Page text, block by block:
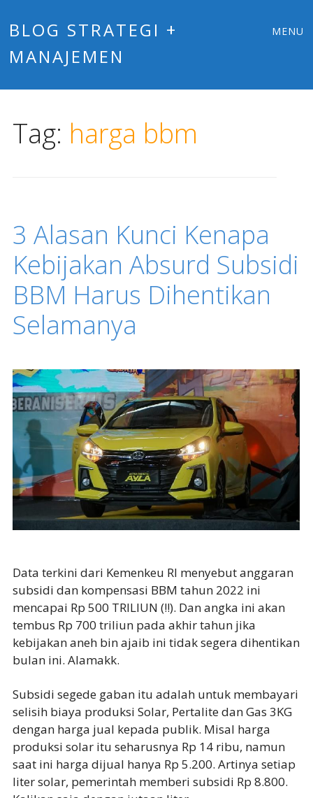
BLOG STRATEGI +
MANAJEMEN
MENU
Tag: harga bbm
3 Alasan Kunci Kenapa
Kebijakan Absurd Subsidi
BBM Harus Dihentikan
Selamanya
Data terkini dari Kemenkeu RI menyebut anggaran
subsidi dan kompensasi BBM tahun 2022 ini
mencapai Rp 500 TRILIUN (!!). Dan angka ini akan
tembus Rp 700 triliun pada akhir tahun jika
kebijakan aneh bin ajaib ini tidak segera dihentikan
bulan ini. Alamakk.
Subsidi segede gaban itu adalah untuk membayari
selisih biaya produksi Solar, Pertalite dan Gas 3KG
dengan harga jual kepada publik. Misal harga
produksi solar itu seharusnya Rp 14 ribu, namun
saat ini harga dijual hanya Rp 5.200. Artinya setiap
liter solar, pemerintah memberi subsidi Rp 8.800.